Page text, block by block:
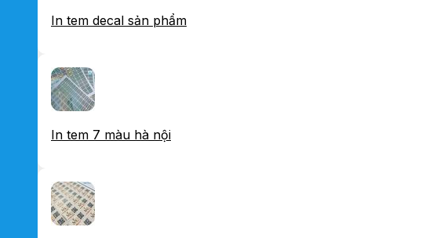
In tem decal sản phẩm
In tem 7 màu hà nội